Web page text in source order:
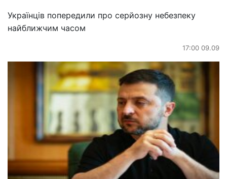
Українців попередили про серйозну небезпеку
найближчим часом
17:00 09.09